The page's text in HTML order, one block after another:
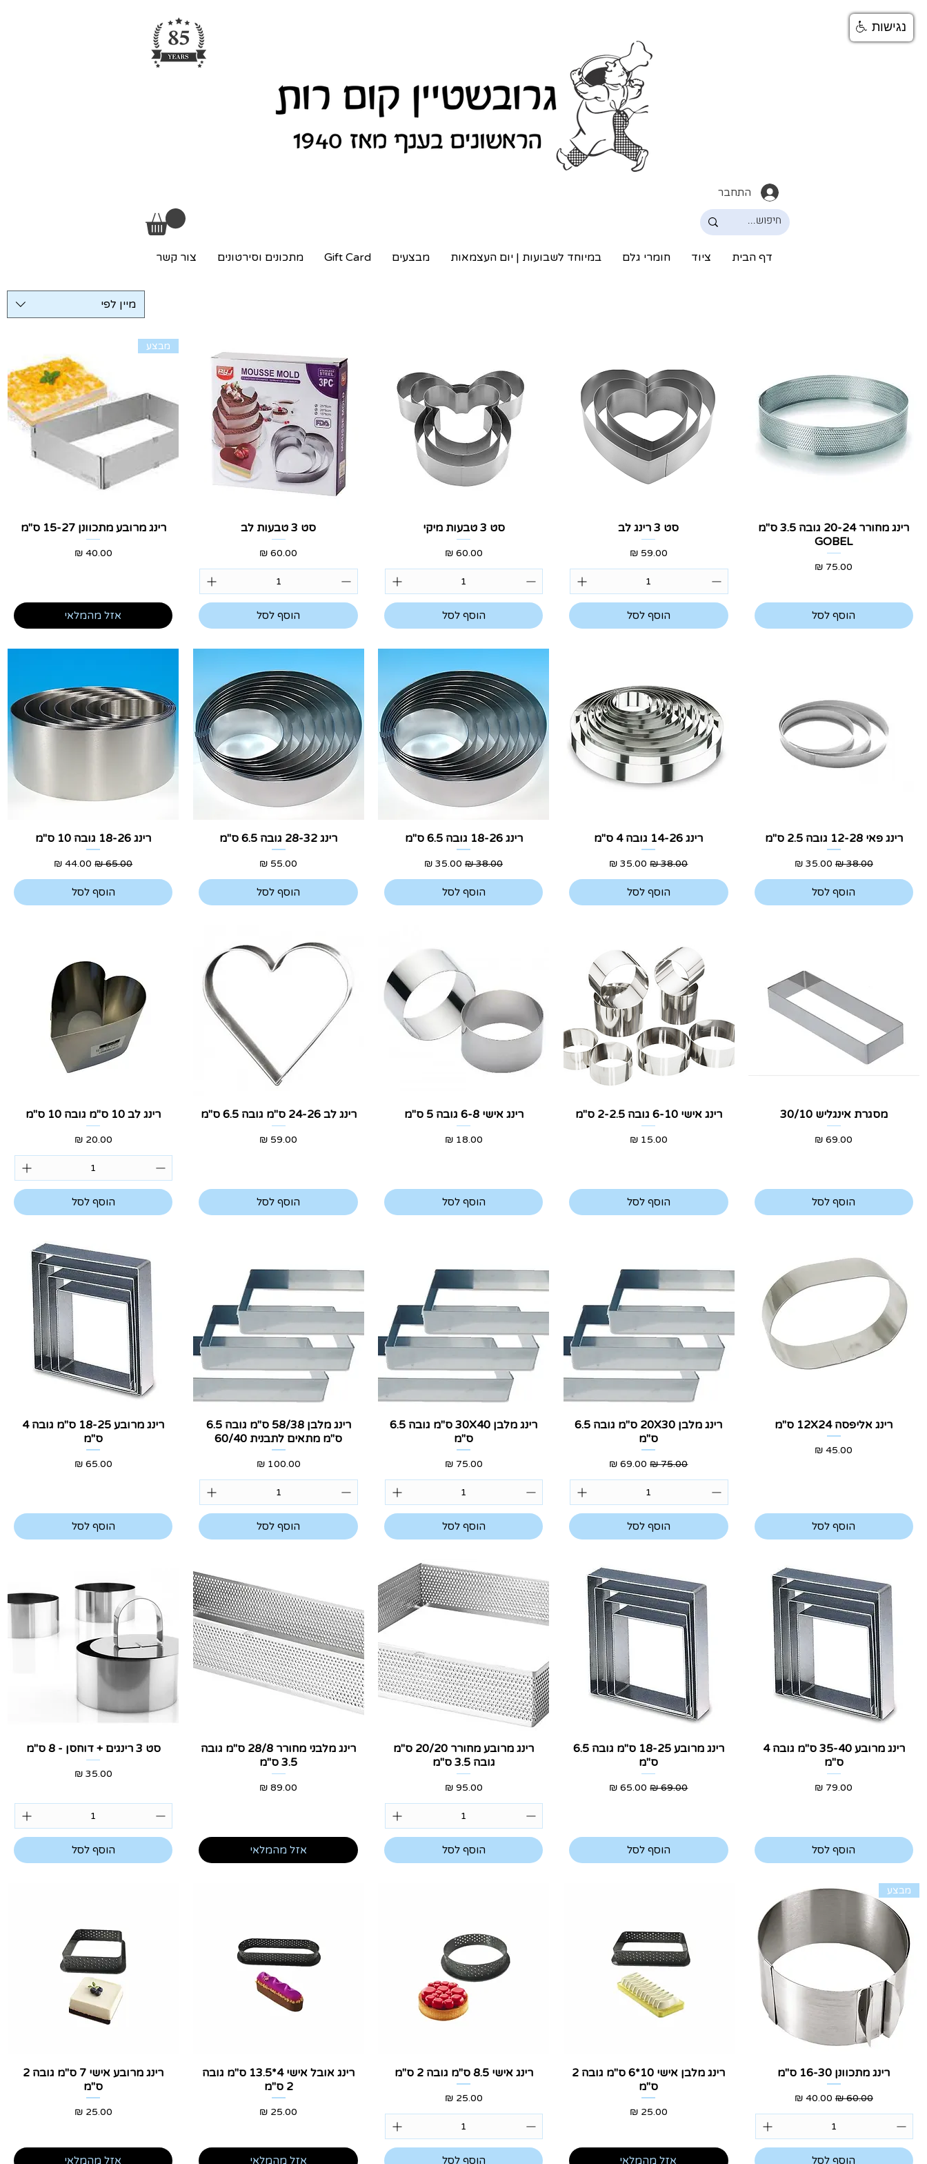
התחבר
דף הבית ציוד חומרי גלם במיוחד לשבועות | יום העצמאות מבצעים Gift Card מתכונים וסירטונים צור קשר
מיין לפי
תצוגה מהירה
רינג מחורר 20-24 גובה 3.5 ס"מ
GOBEL
מחיר
הוסף לסל
תצוגה מהירה
סט 3 רינג לב
מחיר
הוסף לסל
תצוגה מהירה
סט 3 טבעות מיקי
מחיר
הוסף לסל
תצוגה מהירה
סט 3 טבעות לב
מחיר
הוסף לסל
תצוגה מהירה
מבצע
רינג מרובע מתכוונן 15-27 ס"מ
מחיר
אזל מהמלאי
תצוגה מהירהרינג פאי 12-28 גובה 2.5 ס"מ
מחיר רגיל‏38.00 ‏₪ מחיר מבצע
הוסף לסל
תצוגה מהירה רינג 14-26 גובה 4 ס"מ
מחיר רגיל‏38.00 ‏₪ מחיר מבצע
הוסף לסל
תצוגה מהירה רינג 18-26 גובה 6.5 ס"מ
מחיר רגיל מחיר מבצע
הוסף לסל
תצוגה מהירה רינג 28-32 גובה 6.5 ס"מ
מחיר
הוסף לסל
תצוגה מהירה רינג 18-26 גובה 10 ס"מ
מחיר רגיל‏65.00 ‏₪ מחיר מבצע
הוסף לסל
תצוגה מהירה
מסגרת אינגליש 30/10
מחיר
הוסף לסל
תצוגה מהירהרינג אישי 6-10 גובה 2-2.5 ס"מ
מחיר
הוסף לסל
תצוגה מהירהרינג אישי 6-8 גובה 5 ס"מ
מחיר
הוסף לסל
תצוגה מהירה רינג לב 24-26 ס"מ גובה 6.5 ס"מ
מחיר
הוסף לסל
תצוגה מהירהרינג לב 10 ס"מ גובה 10 ס"מ
מחיר
הוסף לסל
תצוגה מהירה
רינג אליפסה 12X24 ס"מ
מחיר
הוסף לסל
תצוגה מהירה
רינג מלבן 20X30 ס"מ גובה 6.5
ס"מ
מחיר רגיל‏75.00 ‏₪ מחיר מבצע
הוסף לסל
תצוגה מהירה
רינג מלבן 30X40 ס"מ גובה 6.5
ס"מ
מחיר
הוסף לסל
תצוגה מהירה
רינג מלבן 58/38 ס"מ גובה 6.5
ס"מ מתאים לתבנית 60/40
מחיר
הוסף לסל
תצוגה מהירה
רינג מרובע 18-25 ס"מ גובה 4
ס"מ
מחיר
הוסף לסל
תצוגה מהירה
רינג מרובע 35-40 ס"מ גובה 4
ס"מ
מחיר
הוסף לסל
תצוגה מהירה
רינג מרובע 18-25 ס"מ גובה 6.5
ס"מ
מחיר רגיל‏69.00 ‏₪ מחיר מבצע
הוסף לסל
תצוגה מהירה
רינג מרובע מחורר 20/20 ס"מ
גובה 3.5 ס"מ
מחיר
הוסף לסל
תצוגה מהירהרינג מלבני מחורר 28/8 ס"מ גובה
3.5 ס"מ
מחיר
אזל מהמלאי
תצוגה מהירה סט 3 רינגים + דוחסן - 8 ס"מ
מחיר
הוסף לסל
תצוגה מהירה
מבצע
רינג מתכוונן 16-30 ס"מ
מחיר רגיל‏60.00 ‏₪ מחיר מבצע
הוסף לסל
תצוגה מהירה
רינג מלבן אישי 10*6 ס"מ גובה 2
ס"מ
מחיר
אזל מהמלאי
תצוגה מהירהרינג אישי 8.5 ס"מ גובה 2 ס"מ
מחיר
הוסף לסל
תצוגה מהירהרינג אובל אישי 4*13.5 ס"מ גובה
2 ס"מ
מחיר
אזל מהמלאי
תצוגה מהירה
רינג מרובע אישי 7 ס"מ גובה 2
ס"מ
מחיר
אזל מהמלאי
נגישות